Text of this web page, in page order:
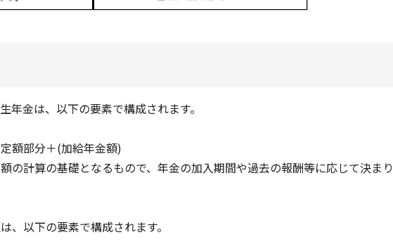
年金は、以下の要素で構成されます。
額部分＋(加給年金額)
の計算の基礎となるもので、年金の加入期間や過去の報酬等に応じて決ま
、以下の要素で構成されます。